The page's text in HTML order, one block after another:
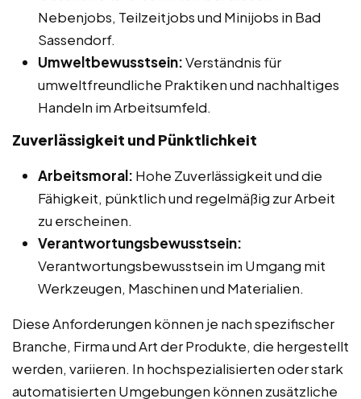
Nebenjobs, Teilzeitjobs und Minijobs in Bad
Sassendorf.
Umweltbewusstsein:Verständnis für
umweltfreundliche Praktiken und nachhaltiges
Handeln im Arbeitsumfeld.
Zuverlässigkeit und Pünktlichkeit
Arbeitsmoral: Hohe Zuverlässigkeit und die
Fähigkeit, pünktlich und regelmäßig zur Arbeit
zu erscheinen.
Verantwortungsbewusstsein:
Verantwortungsbewusstsein im Umgang mit
Werkzeugen, Maschinen und Materialien.
Diese Anforderungen können je nach spezifischer
Branche, Firma und Art der Produkte, die hergestellt
werden, variieren. In hochspezialisierten oder stark
automatisierten Umgebungen können zusätzliche